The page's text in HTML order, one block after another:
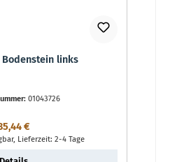
Bodenstein links
01043726
Preis:
€
Lieferzeit: 2-4 Tage